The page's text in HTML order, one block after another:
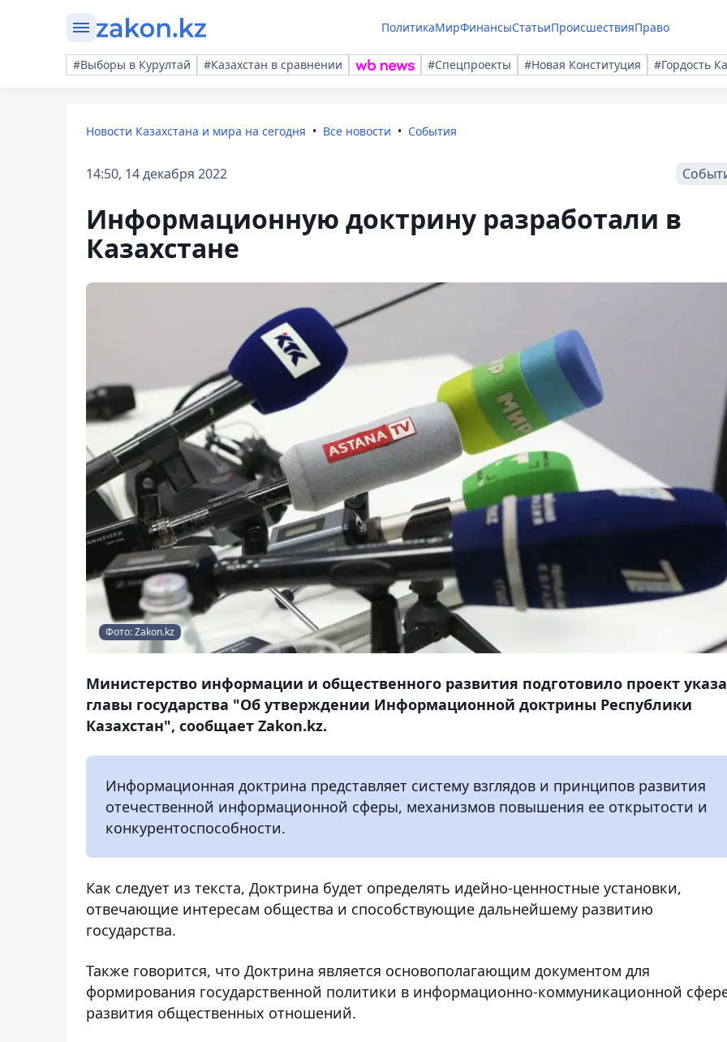
ПолитикаМирФинансыСтатьиПроисшествияПраво
#Выборы в Курултай #Казахстан в сравнении #Спецпроекты #Новая Конституция #Гордость
Новости Казахстана и мира на сегодня Все новости События
14:50, 14 декабря 2022
Информационную доктрину разработали в
Казахстане
Фото: Zakon.kz
Министерство информации и общественного развития подготовило проект указа
главы государства "Об утверждении Информационной доктрины Республики
Казахстан", сообщает Zakon.kz.
Информационная доктрина представляет систему взглядов и принципов развития
отечественной информационной сферы, механизмов повышения ее открытости и
конкурентоспособности.
Как следует из текста, Доктрина будет определять идейно-ценностные установки,
отвечающие интересам общества и способствующие дальнейшему развитию
государства.
Также говорится, что Доктрина является основополагающим документом для
формирования государственной политики в информационно-коммуникационной
развития общественных отношений.